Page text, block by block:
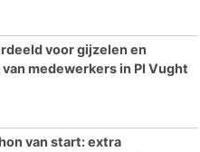
voor gijzelen en
medewerkers in PI Vught
van start: extra